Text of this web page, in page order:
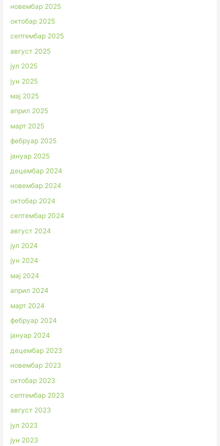
новембар 2025
октобар 2025
септембар 2025
август 2025
јул 2025
јун 2025
мај 2025
април 2025
март 2025
фебруар 2025
јануар 2025
децембар 2024
новембар 2024
октобар 2024
септембар 2024
август 2024
јул 2024
јун 2024
мај 2024
април 2024
март 2024
фебруар 2024
јануар 2024
децембар 2023
новембар 2023
октобар 2023
септембар 2023
август 2023
јул 2023
јун 2023